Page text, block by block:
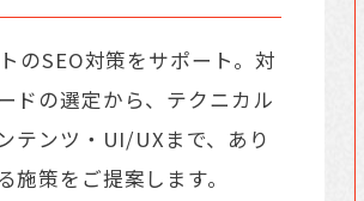
のSEO対策をサポート。対
ドの選定から、テクニカル
テンツ・UI/UXまで、あり
施策をご提案します。